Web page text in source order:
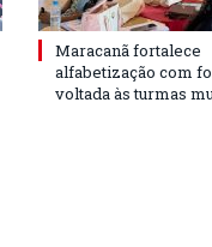
Maracanã fortalece
alfabetização com
voltada às turmas